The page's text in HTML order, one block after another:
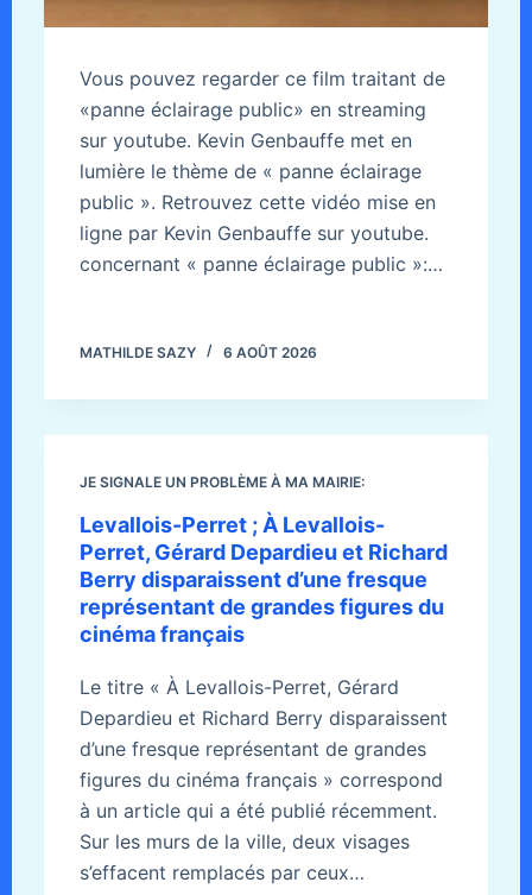
Vous pouvez regarder ce film traitant de
«panne éclairage public» en streaming
sur youtube. Kevin Genbauffe met en
lumière le thème de « panne éclairage
public ». Retrouvez cette vidéo mise en
ligne par Kevin Genbauffe sur youtube.
concernant « panne éclairage public »:…
MATHILDE SAZY 6 AOÛT 2026
JE SIGNALE UN PROBLÈME À MA MAIRIE:
Levallois-Perret ; À Levallois-
Perret, Gérard Depardieu et Richard
Berry disparaissent d’une fresque
représentant de grandes figures du
cinéma français
Le titre « À Levallois-Perret, Gérard
Depardieu et Richard Berry disparaissent
d’une fresque représentant de grandes
figures du cinéma français » correspond
à un article qui a été publié récemment.
Sur les murs de la ville, deux visages
s’effacent remplacés par ceux…